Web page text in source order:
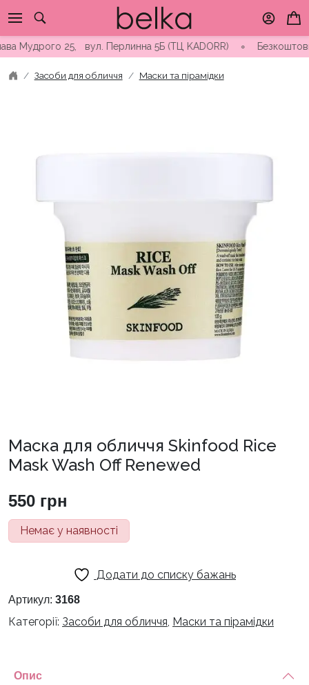
to
content25, вул. Перлинна 5Б (ТЦ KADORR) ∘ Безкоштовна
Засоби для обличчя Маски та пірамідки
Маска для обличчя Skinfood Rice
Mask Wash Off Renewed
550 грн
Немає у наявності
Додати до списку бажань
Артикул: 3168
Категорії: Засоби для обличчя, Маски та пірамідки
Опис